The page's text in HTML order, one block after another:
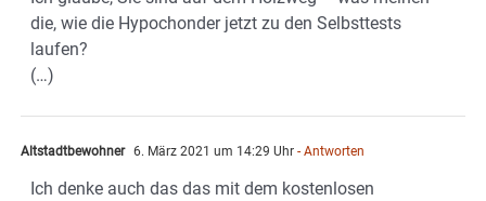
die, wie die Hypochonder jetzt zu den Selbsttests
laufen?
(…)
Altstadtbewohner 6. März 2021 um 14:29 Uhr - Antworten
Ich denke auch das das mit dem kostenlosen